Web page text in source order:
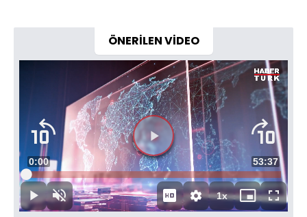
ÖNERİLEN VİDEO
Videoyu
Oynat
OynatSesi
Aç
Süre
0:00 Toplam
Süre
53:37
Yüklendi:
0.23%
1xOynatma
Hızı
Mini
oynatıcı
Tam
Ekran